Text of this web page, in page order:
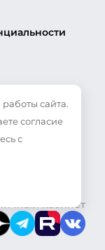
кабинет
сайта.
согласие
с